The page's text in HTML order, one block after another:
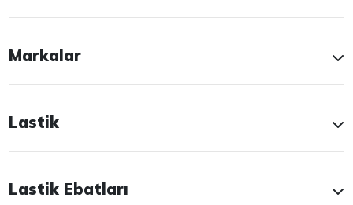
Markalar
Lastik
Lastik Ebatları